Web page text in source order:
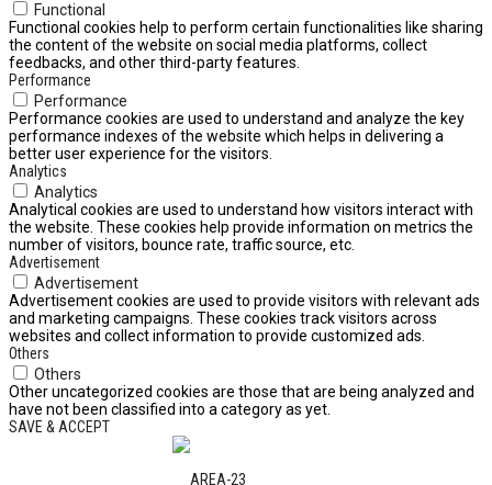
Functional
Functional cookies help to perform certain functionalities like sharing
the content of the website on social media platforms, collect
feedbacks, and other third-party features.
Performance
Performance
Performance cookies are used to understand and analyze the key
performance indexes of the website which helps in delivering a
better user experience for the visitors.
Analytics
Analytics
Analytical cookies are used to understand how visitors interact with
the website. These cookies help provide information on metrics the
number of visitors, bounce rate, traffic source, etc.
Advertisement
Advertisement
Advertisement cookies are used to provide visitors with relevant ads
and marketing campaigns. These cookies track visitors across
websites and collect information to provide customized ads.
Others
Others
Other uncategorized cookies are those that are being analyzed and
have not been classified into a category as yet.
SAVE & ACCEPT